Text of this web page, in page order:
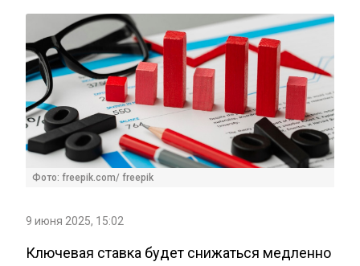
Фото: freepik.com/ freepik
9 июня 2025, 15:02
Ключевая ставка будет снижаться медленно